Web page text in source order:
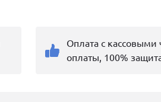
Оплата с
оплаты, 100%